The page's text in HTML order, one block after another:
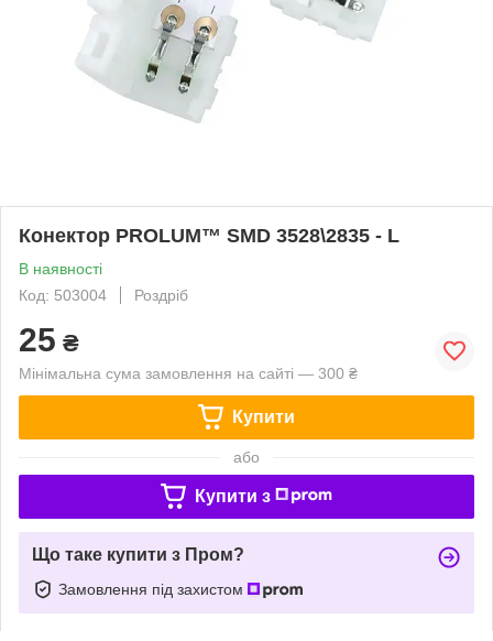
Конектор PROLUM™ SMD 3528\2835 - L
В наявності
Код: 503004
Роздріб
25 ₴
Мінімальна сума замовлення на сайті — 300 ₴
Купити
або
Купити з
Що таке купити з Пром?
Замовлення під захистом